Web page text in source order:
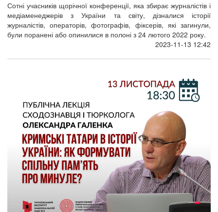
Сотні учасників щорічної конференції, яка збирає журналістів і
медіаменеджерів з України та світу, дізналися історії
журналістів, операторів, фотографів, фіксерів, які загинули,
були поранені або опинилися в полоні з 24 лютого 2022 року.
2023-11-13 12:42